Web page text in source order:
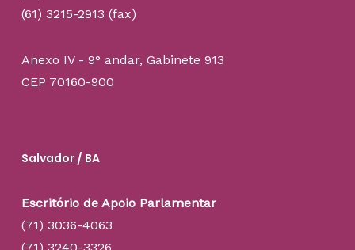
(61) 3215-2913 (fax)
Anexo IV - 9° andar, Gabinete 913
CEP 70160-900
Salvador / BA
Escritório de Apoio Parlamentar
(71) 3036-4063